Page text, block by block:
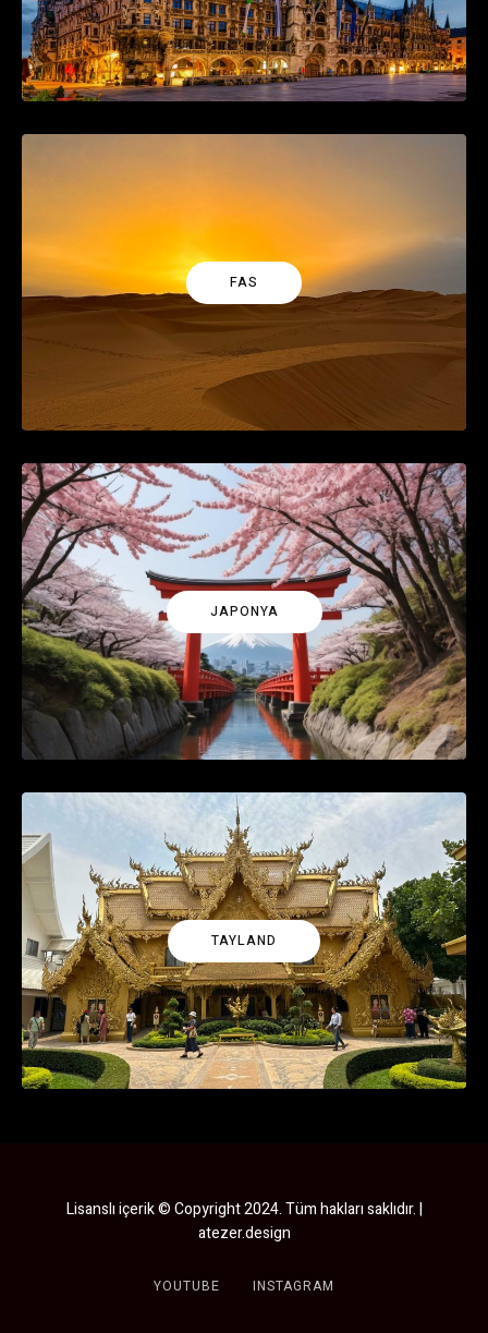
FAS
JAPONYA
TAYLAND
Lisanslı içerik © Copyright 2024. Tüm hakları saklıdır. |
atezer.design
YOUTUBE INSTAGRAM